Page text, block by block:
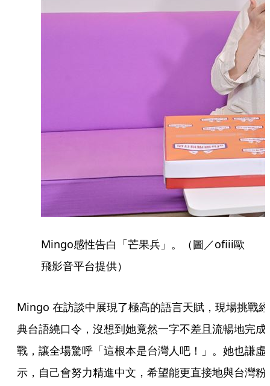
Mingo感性告白「芒果兵」。（圖／ofiii歐
飛影音平台提供）
Mingo 在訪談中展現了極高的語言天賦，現場挑戰經
典台語繞口令，沒想到她竟然一字不差且流暢地完成
戰，讓全場驚呼「這根本是台灣人吧！」。她也謙虛
示，自己會努力精進中文，希望能更直接地與台灣粉